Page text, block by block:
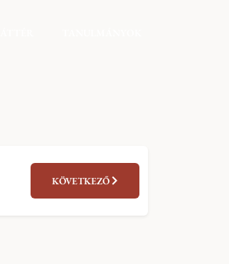
KÖVETKEZŐ